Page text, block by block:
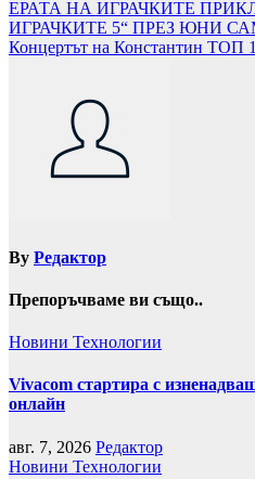
Навигация
ЕРАТА НА ИГРАЧКИТЕ
ИГРАЧКИТЕ 5“ ПРЕЗ ЮНИ
Концертът на Константин ТОП
By Редактор
Препоръчваме ви също..
Новини Технологии
Vivacom стартира с
онлайн
авг. 7, 2026 Редактор
Новини Технологии